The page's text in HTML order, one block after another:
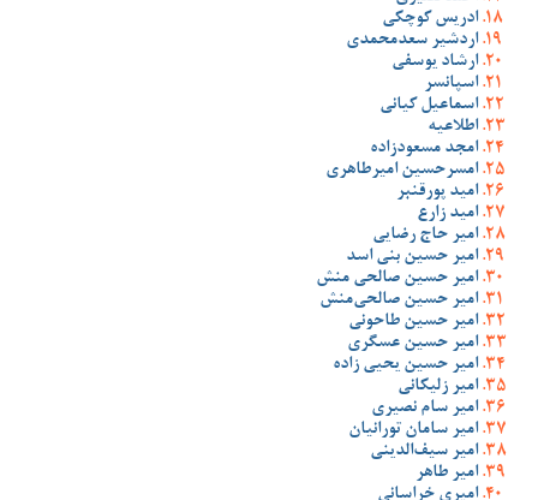
ادریس کوچکی
اردشیر سعدمحمدی
ارشاد یوسفی
اسپانسر
اسماعیل کیانی
اطلاعیه
امجد مسعودزاده
امسرحسین امیرطاهری
امید پورقنبر
امید زارع
امیر حاج رضایی
امیر حسین بنی اسد
امیر حسین صالحی منش
امیر حسین صالحی‌منش
امیر حسین طاحونی
امیر حسین عسگری
امیر حسین یحیی زاده
امیر زلیکانی
امیر سام نصیری
امیر سامان تورانیان
امیر سیف‌الدینی
امیر طاهر
امیری خراسانی